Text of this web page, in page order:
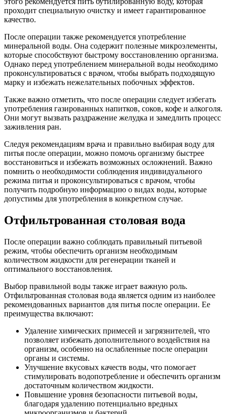
проходит специальную очистку и имеет гарантированное
качество.
После операции также рекомендуется употребление
минеральной воды. Она содержит полезные микроэлементы,
которые способствуют быстрому восстановлению организма.
Однако перед употреблением минеральной воды необходимо
проконсультироваться с врачом, чтобы выбрать подходящую
марку и избежать нежелательных побочных эффектов.
Также важно отметить, что после операции следует избегать
употребления газированных напитков, соков, кофе и алкоголя.
Они могут вызвать раздражение желудка и замедлить процесс
заживления ран.
Следуя рекомендациям врача и правильно выбирая воду для
питья после операции, можно помочь организму быстрее
восстановиться и избежать возможных осложнений. Важно
помнить о необходимости соблюдения индивидуального
режима питья и проконсультироваться с врачом, чтобы
получить подробную информацию о видах воды, которые
допустимы для употребления в конкретном случае.
Отфильтрованная столовая вода
После операции важно соблюдать правильный питьевой
режим, чтобы обеспечить организм необходимым
количеством жидкости для регенерации тканей и
оптимального восстановления.
Выбор правильной воды также играет важную роль.
Отфильтрованная столовая вода является одним из наиболее
рекомендованных вариантов для питья после операции. Ее
преимущества включают:
Удаление химических примесей и загрязнителей, что
позволяет избежать дополнительного воздействия на
организм, особенно на ослабленные после операции
органы и системы.
Улучшение вкусовых качеств воды, что помогает
стимулировать водопотребление и обеспечить организм
достаточным количеством жидкости.
Повышение уровня безопасности питьевой воды,
благодаря удалению потенциально вредных